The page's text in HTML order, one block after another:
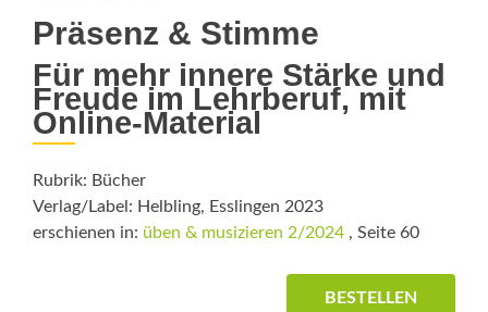
Präsenz & Stimme
Für mehr innere Stärke und
Freude im Lehrberuf, mit
Online-Material
Rubrik: Bücher
Verlag/Label: Helbling, Esslingen 2023
erschienen in: üben & musizieren 2/2024 , Seite 60
BESTELLEN